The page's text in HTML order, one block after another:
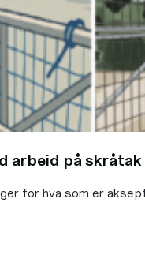
arbeid på skråtak
for hva som er